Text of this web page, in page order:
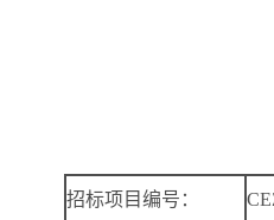
招标项目编号：